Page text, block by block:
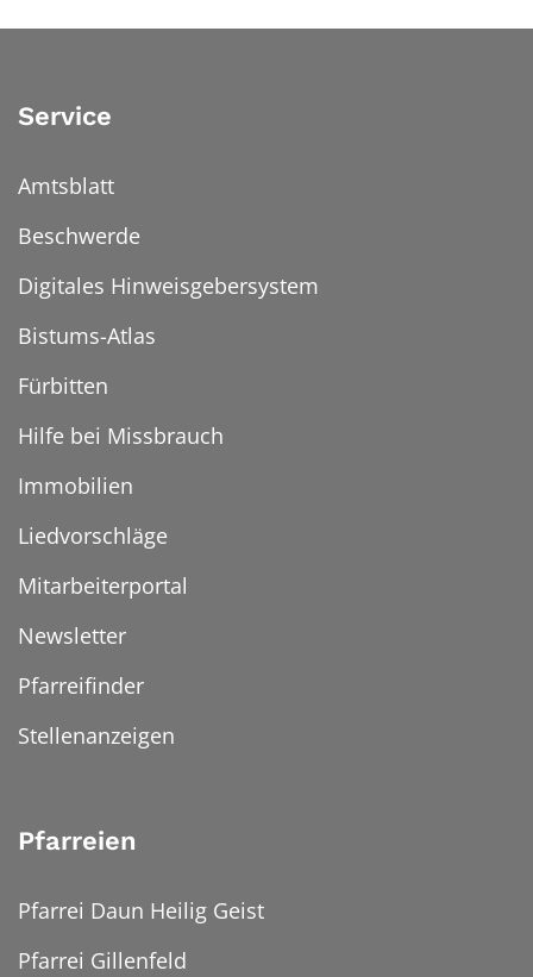
Service
Amtsblatt
Beschwerde
Digitales Hinweisgebersystem
Bistums-Atlas
Fürbitten
Hilfe bei Missbrauch
Immobilien
Liedvorschläge
Mitarbeiterportal
Newsletter
Pfarreifinder
Stellenanzeigen
Pfarreien
Pfarrei Daun Heilig Geist
Pfarrei Gillenfeld